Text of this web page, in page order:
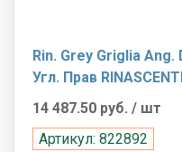
Rin. Grey Griglia
Угл. Прав
14 487.50 руб. / шт
Артикул: 822892